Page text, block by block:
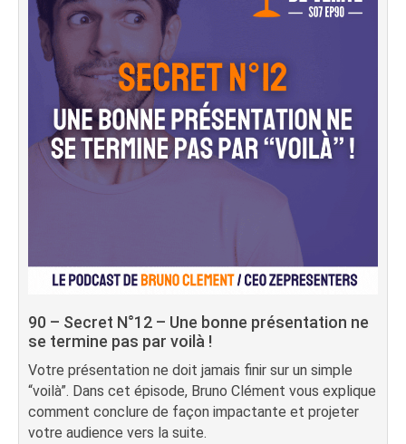
90 – Secret N°12 – Une bonne présentation ne
se termine pas par voilà !
Votre présentation ne doit jamais finir sur un simple
“voilà”. Dans cet épisode, Bruno Clément vous explique
comment conclure de façon impactante et projeter
votre audience vers la suite.